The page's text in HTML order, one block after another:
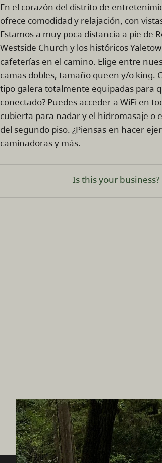
En el corazón del distrito de
ofrece comodidad y relajación, con
Estamos a muy poca distancia a pie de
Westside Church y los históricos
cafeterías en el camino. Elige entre
camas dobles, tamaño queen y/o king.
tipo galera totalmente equipadas para
conectado? Puedes acceder a WiFi en
cubierta para nadar y el hidromasaje
del segundo piso. ¿Piensas en hacer
caminadoras y más.
Is this your business?